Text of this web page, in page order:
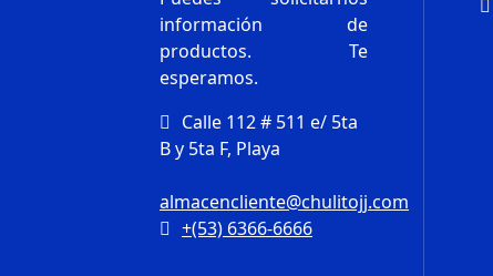
información de
productos. Te
esperamos.
Calle 112 # 511 e/ 5ta
B y 5ta F, Playa
almacencliente@chulitojj.com
+(53) 6366-6666